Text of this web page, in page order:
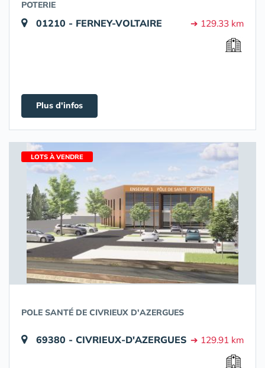
POTERIE
01210 - FERNEY-VOLTAIRE ➔ 129.33 km
Plus d'infos
LOTS À VENDRE
POLE SANTÉ DE CIVRIEUX D'AZERGUES
69380 - CIVRIEUX-D'AZERGUES ➔ 129.91 km